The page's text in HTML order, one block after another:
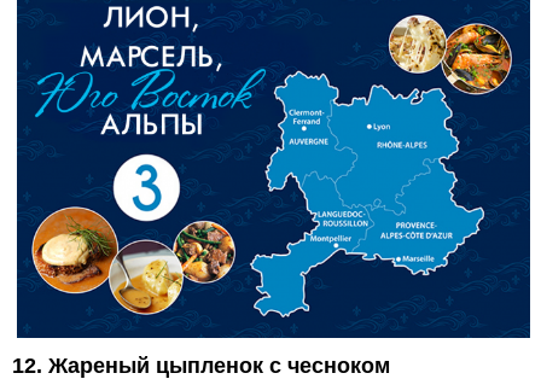
12. Жареный цыпленок с чесноком